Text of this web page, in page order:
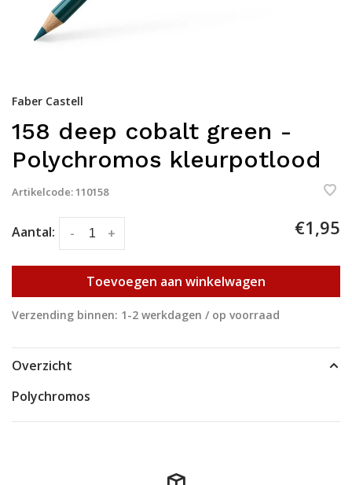
Faber Castell
158 deep cobalt green -
Polychromos kleurpotlood
Artikelcode:110158
Aantal: +
- €1,95
Toevoegen aan winkelwagen
Verzending binnen: 1-2 werkdagen / op voorraad
Overzicht
Polychromos